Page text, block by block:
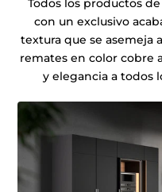
Todos los productos
con un exclusivo
textura que se asemeja
remates en color cobre
y elegancia a todos